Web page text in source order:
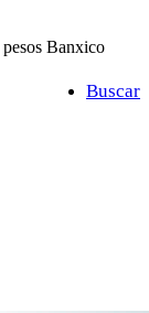
Banxico
Buscar